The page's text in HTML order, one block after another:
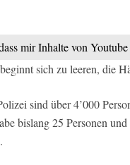
mir Inhalte von
sich zu leeren, die
sind über 4’000
bislang 25 Personen